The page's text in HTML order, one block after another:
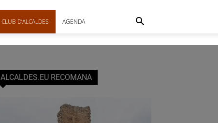
CLUB D’ALCALDES AGENDA
ALCALDES.EU RECOMANA